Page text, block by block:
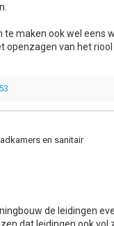
te maken ook wel eens
openzagen van het
en sanitair
de leidingen